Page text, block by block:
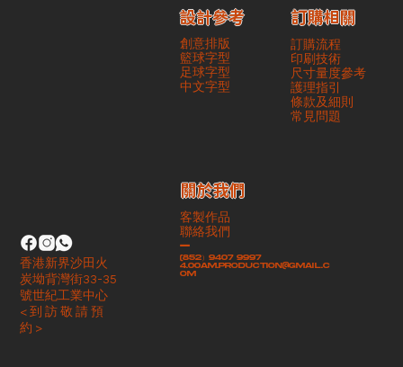
創意排版
籃球字型
足球字型
​中文字型
設計參考
訂購流程
印刷技術
尺寸量度參考
護理指引
條款及細則
​常見問題
訂購相關
客製作品
聯絡我們
-
(852）9407 9997
4.00am.production@gmail.c
om
​關於我們
香港新界沙田火
炭坳背灣街33-35
號世紀工業中心
< 到 訪 敬 請 預
約 >